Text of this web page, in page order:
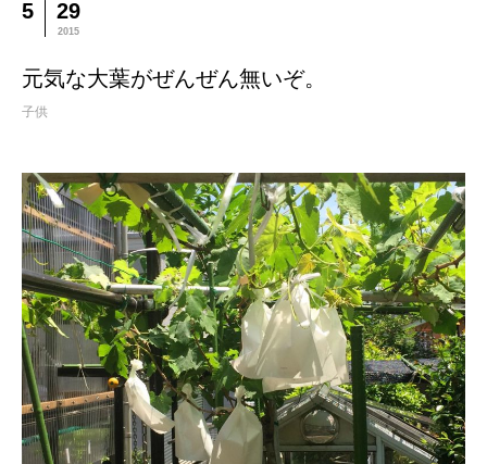
5 29
2015
元気な大葉がぜんぜん無いぞ。
子供